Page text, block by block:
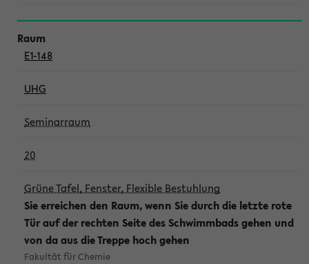
E1-148
UHG
Seminarraum
20
Grüne Tafel, Fenster, Flexible Bestuhlung
Sie erreichen den Raum, wenn Sie durch die letzte rote
Tür auf der rechten Seite des Schwimmbads gehen und
von da aus die Treppe hoch gehen
Fakultät für Chemie